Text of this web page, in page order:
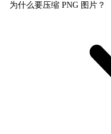
为什么要压缩 PNG 图片？